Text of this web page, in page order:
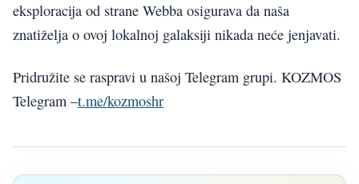
eksploracija od strane Webba osigurava da naša
znatiželja o ovoj lokalnoj galaksiji nikada neće jenjavati.
Pridružite se raspravi u našoj Telegram grupi. KOZMOS
Telegram –t.me/kozmoshr